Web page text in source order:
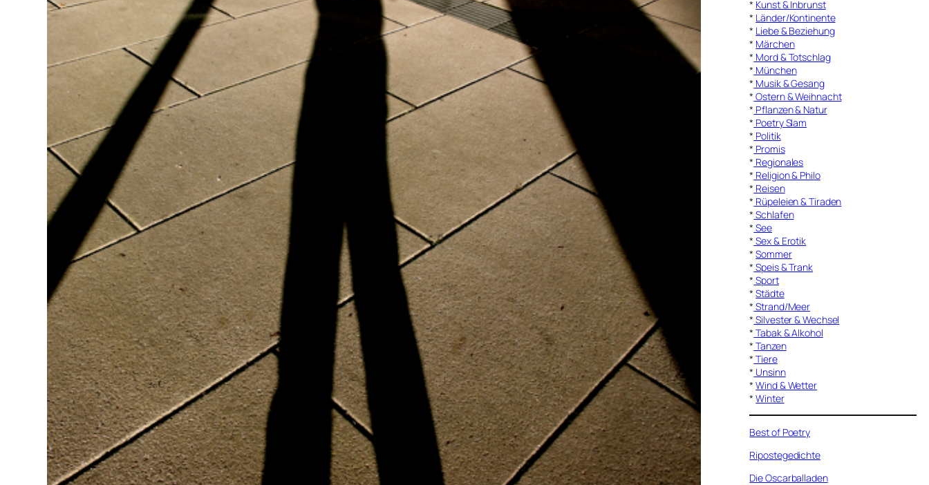
* Kunst & Inbrunst
* Länder/Kontinente
* Liebe & Beziehung
* Märchen
* Mord & Totschlag
* München
* Musik & Gesang
* Ostern & Weihnacht
* Pflanzen & Natur
* Poetry Slam
* Politik
* Promis
* Regionales
* Religion & Philo
* Reisen
* Rüpeleien & Tiraden
* Schlafen
* See
* Sex & Erotik
*Sommer
* Speis & Trank
* Sport
*Städte
* Strand/Meer
* Silvester & Wechsel
* Tabak & Alkohol
* Tanzen
* Tiere
* Unsinn
*Wind & Wetter
*Winter
Best of Poetry
Ripostegedichte
Die Oscarballaden